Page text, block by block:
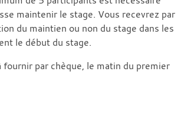
maintenir le stage. Vous recevrez par
du maintien ou non du stage dans les
le début du stage.
fournir par chèque, le matin du premier